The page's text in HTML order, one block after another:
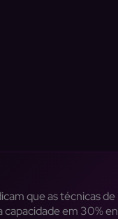
que as técnicas
capacidade em 30%